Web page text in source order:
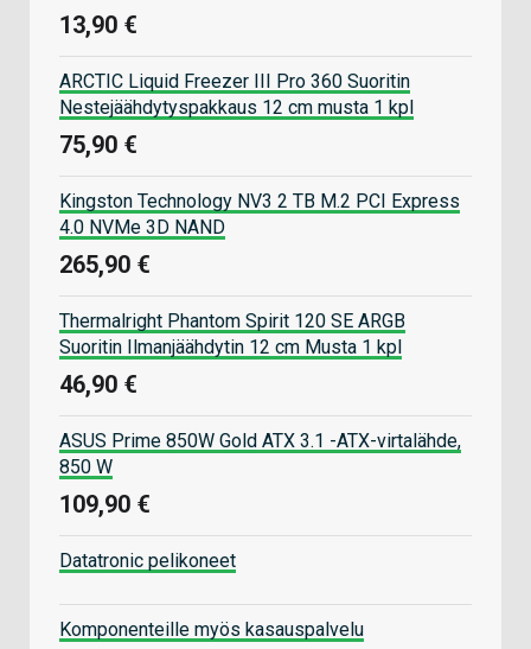
13,90 €
ARCTIC Liquid Freezer III Pro 360 Suoritin
Nestejäähdytyspakkaus 12 cm musta 1 kpl
75,90 €
Kingston Technology NV3 2 TB M.2 PCI Express
4.0 NVMe 3D NAND
265,90 €
Thermalright Phantom Spirit 120 SE ARGB
Suoritin Ilmanjäähdytin 12 cm Musta 1 kpl
46,90 €
ASUS Prime 850W Gold ATX 3.1 -ATX-virtalähde,
850 W
109,90 €
Datatronic pelikoneet
Komponenteille myös kasauspalvelu